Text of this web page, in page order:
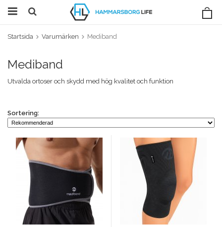
Startsida Varumärken Mediband
Mediband
Utvalda ortoser och skydd med hög kvalitet och funktion
Sortering: